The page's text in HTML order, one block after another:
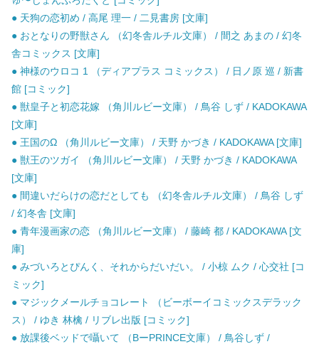
● 天狗の恋初め / 高尾 理一 / 二見書房 [文庫]
● おとなりの野獣さん （幻冬舎ルチル文庫） / 間之 あまの / 幻冬
舎コミックス [文庫]
● 神様のウロコ 1 （ディアプラス コミックス） / 日ノ原 巡 / 新書
館 [コミック]
● 獣皇子と初恋花嫁 （角川ルビー文庫） / 鳥谷 しず / KADOKAWA
[文庫]
● 王国のΩ （角川ルビー文庫） / 天野 かづき / KADOKAWA [文庫]
● 獣王のツガイ （角川ルビー文庫） / 天野 かづき / KADOKAWA
[文庫]
● 間違いだらけの恋だとしても （幻冬舎ルチル文庫） / 鳥谷 しず
/ 幻冬舎 [文庫]
● 青年漫画家の恋 （角川ルビー文庫） / 藤崎 都 / KADOKAWA [文
庫]
● みづいろとぴんく、それからだいだい。 / 小椋 ムク / 心交社 [コ
ミック]
● マジックメールチョコレート （ビーボーイコミックスデラック
ス） / ゆき 林檎 / リブレ出版 [コミック]
● 放課後ベッドで囁いて （BーPRINCE文庫） / 鳥谷しず /